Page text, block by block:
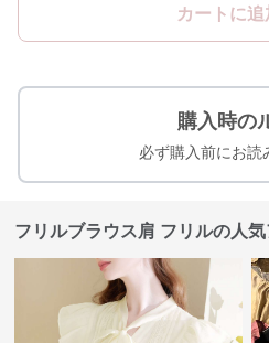
カートに追
購入時の
必ず購入前にお読
フリルブラウス肩 フリルの人